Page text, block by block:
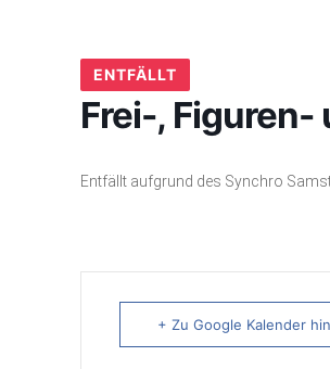
ENTFÄLLT
Frei-,
Entfällt aufgrund des Synchro
+ Zu Google Kalender